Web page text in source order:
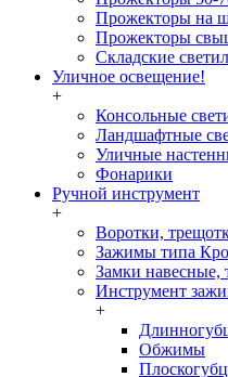
Прожекторы на
Прожекторы
Складские
Уличное освещение!
+
Консольные
Ландшафтные
Уличные
Фонарики
Ручной инструмент
+
Воротки,
Зажимы типа
Замки навесные,
Инструмент
+
Обжимы